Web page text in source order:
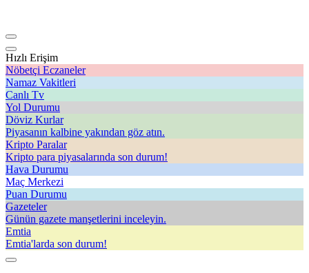
Hızlı Erişim
Nöbetçi Eczaneler
Namaz Vakitleri
Canlı Tv
Yol Durumu
Döviz Kurlar
Piyasanın kalbine yakından göz atın.
Kripto Paralar
Kripto para piyasalarında son durum!
Hava Durumu
Maç Merkezi
Puan Durumu
Gazeteler
Günün gazete manşetlerini inceleyin.
Emtia
Emtia'larda son durum!